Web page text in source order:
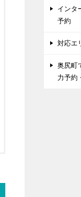
インタ
予約
対応エ
奥尻町
力予約